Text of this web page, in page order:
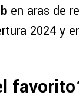
en aras de
2024 y